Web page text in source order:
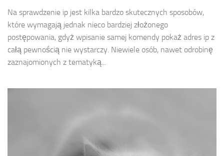
Na sprawdzenie ip jest kilka bardzo skutecznych sposobów,
które wymagają jednak nieco bardziej złożonego
postępowania, gdyż wpisanie samej komendy pokaż adres ip z
całą pewnością nie wystarczy. Niewiele osób, nawet odrobinę
zaznajomionych z tematyką...